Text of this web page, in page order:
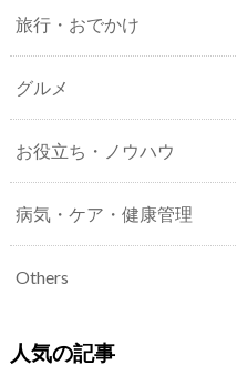
旅行・おでかけ
グルメ
お役立ち・ノウハウ
病気・ケア・健康管理
Others
人気の記事